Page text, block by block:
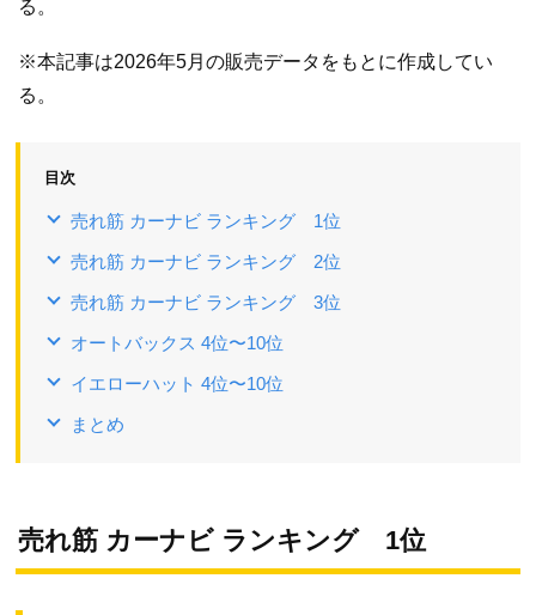
る。
※本記事は2026年5月の販売データをもとに作成してい
る。
目次
売れ筋 カーナビ ランキング 1位
売れ筋 カーナビ ランキング 2位
売れ筋 カーナビ ランキング 3位
オートバックス 4位〜10位
イエローハット 4位〜10位
まとめ
売れ筋 カーナビ ランキング 1位